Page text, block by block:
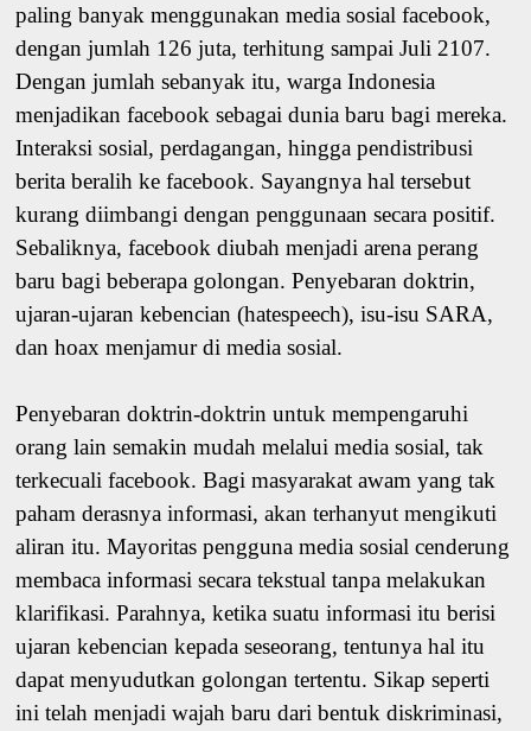
paling banyak menggunakan media sosial facebook,
dengan jumlah 126 juta, terhitung sampai Juli 2107.
Dengan jumlah sebanyak itu, warga Indonesia
menjadikan facebook sebagai dunia baru bagi mereka.
Interaksi sosial, perdagangan, hingga pendistribusi
berita beralih ke facebook. Sayangnya hal tersebut
kurang diimbangi dengan penggunaan secara positif.
Sebaliknya, facebook diubah menjadi arena perang
baru bagi beberapa golongan. Penyebaran doktrin,
ujaran-ujaran kebencian (hatespeech), isu-isu SARA,
dan hoax menjamur di media sosial.
Penyebaran doktrin-doktrin untuk mempengaruhi
orang lain semakin mudah melalui media sosial, tak
terkecuali facebook. Bagi masyarakat awam yang tak
paham derasnya informasi, akan terhanyut mengikuti
aliran itu. Mayoritas pengguna media sosial cenderung
membaca informasi secara tekstual tanpa melakukan
klarifikasi. Parahnya, ketika suatu informasi itu berisi
ujaran kebencian kepada seseorang, tentunya hal itu
dapat menyudutkan golongan tertentu. Sikap seperti
ini telah menjadi wajah baru dari bentuk diskriminasi,